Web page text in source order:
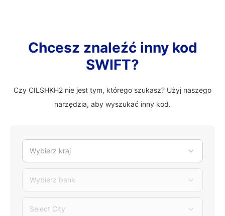
Chcesz znaleźć inny kod
SWIFT?
Czy CILSHKH2 nie jest tym, którego szukasz? Użyj naszego
narzędzia, aby wyszukać inny kod.
Wybierz kraj
Wybierz bank
Select City